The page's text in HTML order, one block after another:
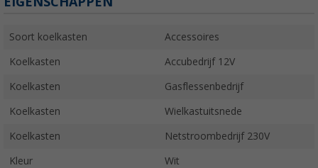
Soort koelkasten Accessoires
Koelkasten Accubedrijf 12V
Koelkasten Gasflessenbedrijf
Koelkasten Wielkastuitsnede
Koelkasten Netstroombedrijf 230V
Kleur Wit